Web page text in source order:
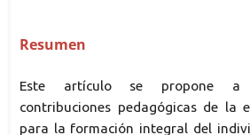
Resumen
Este artículo se propone a
contribuciones pedagógicas de la
para la formación integral del